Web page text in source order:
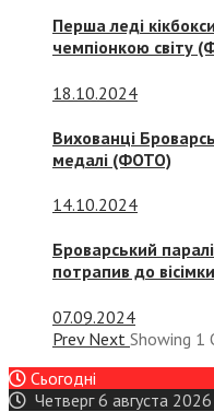
Перша леді
чемпіонкою світу
18.10.2024
Вихованці
медалі (ФОТО)
14.10.2024
Броварський
потрапив до
07.09.2024
Prev Next Showing 1
Сьогодні
Четверг 6 августа 2026